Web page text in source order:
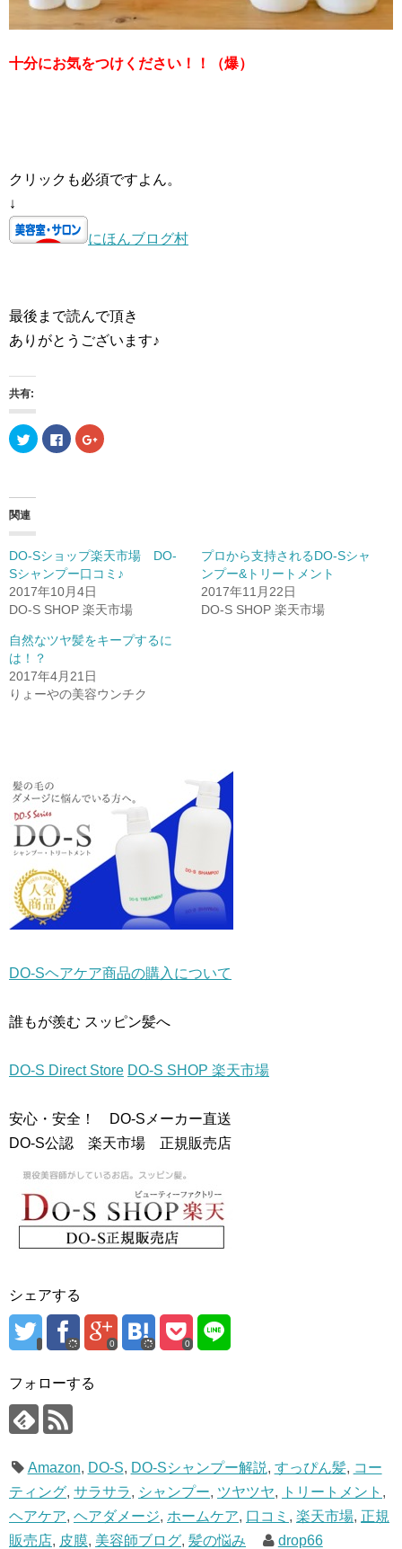
十分にお気をつけください！！（爆）
クリックも必須ですよん。
↓
にほんブログ村
最後まで読んで頂き
ありがとうございます♪
共有:
ク
リ
T
t
e
r
で
共
有
(
新
い
ウ
ィ
ン
ド
ウ
F
a
す
る
に
は
ク
リ
ッ
し
て
だ
さ
い
ウ
で
ま
す
)
ク
リ
e
+
で
(
新
い
ウ
ウ
で
関連
DO-Sショップ楽天市場 DO-
Sシャンプー口コミ♪
2017年10月4日
DO-S SHOP 楽天市場
プロから支持されるDO-Sシャ
ンプー&トリートメント
2017年11月22日
DO-S SHOP 楽天市場
自然なツヤ髪をキープするに
は！？
2017年4月21日
りょーやの美容ウンチク
DO-Sヘアケア商品の購入について
誰もが羨む スッピン髪へ
DO-S Direct Store DO-S SHOP 楽天市場
安心・安全！ DO-Sメーカー直送
DO-S公認 楽天市場 正規販売店
シェアする
0 0
フォローする
Amazon, DO-S, DO-Sシャンプー解説, すっぴん髪, コー
ティング, サラサラ, シャンプー, ツヤツヤ, トリートメント ,
ヘアケア, ヘアダメージ, ホームケア, 口コミ , 楽天市場, 正規
販売店, 皮膜, 美容師ブログ, 髪の悩み drop66